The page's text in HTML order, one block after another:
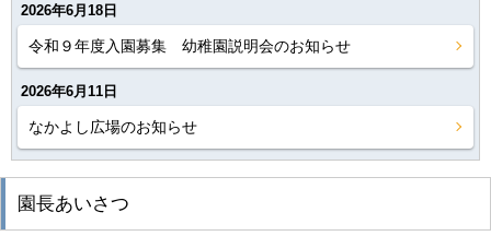
2026年6月18日
令和９年度入園募集 幼稚園説明会のお知らせ
2026年6月11日
なかよし広場のお知らせ
園長あいさつ